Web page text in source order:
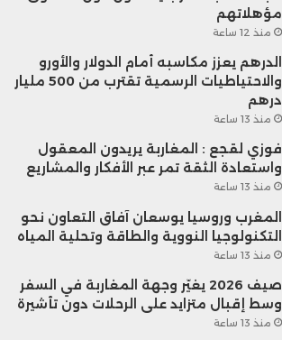
مؤهلاتهم
منذ 12 ساعة
الدرهم يعزز مكاسبه أمام الدولار والأورو
والاحتياطيات الرسمية تقترب من 500 مليار
درهم
منذ 13 ساعة
فوزي لقجع : المغاربة يريدون المعقول
واستعادة الثقة تمر عبر الأفكار والمشاريع
منذ 13 ساعة
المغرب وروسيا يوسعان آفاق التعاون نحو
التكنولوجيا النووية والطاقة وتحلية المياه
منذ 13 ساعة
صيف 2026 يغيّر وجهة المغاربة في السفر
وسط إقبال متزايد على الرحلات دون تأشيرة
منذ 13 ساعة